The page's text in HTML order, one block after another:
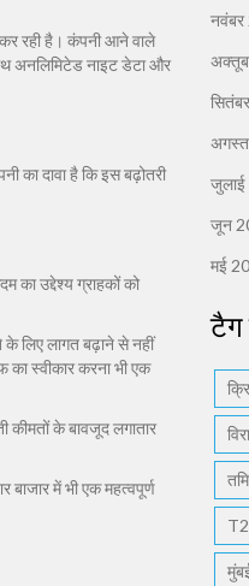
रही है। कंपनी आने वाले
अनलिमिटेड नाइट डेटा और
का दावा है कि इस बढ़ोतरी
उद्देश्य ग्राहकों को
लिए लागत बढ़ाने से नहीं
का स्वीकार करना भी एक
के बावजूद लगातार
में भी एक महत्वपूर्ण
जून
मई
टैग